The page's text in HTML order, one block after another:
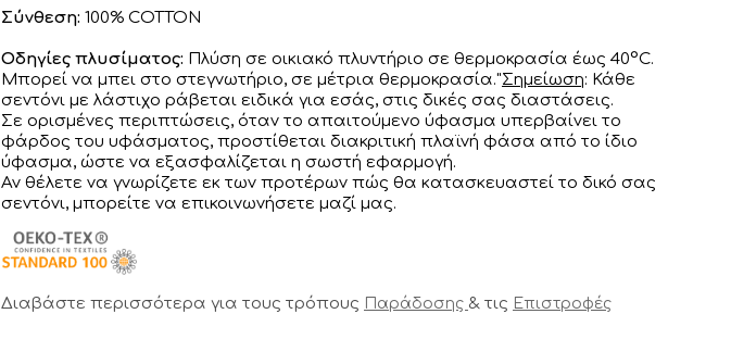
Σύνθεση: 100% COTTON
Οδηγίες πλυσίματος: Πλύση σε οικιακό πλυντήριο σε θερμοκρασία έως 40°C.
Μπορεί να μπει στο στεγνωτήριο, σε μέτρια θερμοκρασία."Σημείωση: Κάθε
σεντόνι με λάστιχο ράβεται ειδικά για εσάς, στις δικές σας διαστάσεις.
Σε ορισμένες περιπτώσεις, όταν το απαιτούμενο ύφασμα υπερβαίνει το
φάρδος του υφάσματος, προστίθεται διακριτική πλαϊνή φάσα από το ίδιο
ύφασμα, ώστε να εξασφαλίζεται η σωστή εφαρμογή.
Αν θέλετε να γνωρίζετε εκ των προτέρων πώς θα κατασκευαστεί το δικό σας
σεντόνι, μπορείτε να επικοινωνήσετε μαζί μας.
Διαβάστε περισσότερα για τους τρόπους Παράδοσης & τις Επιστροφές